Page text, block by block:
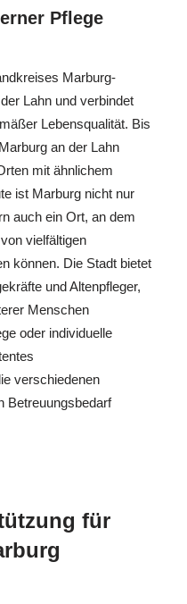
Pflege
Marburg-
Lahn und verbindet
Lebensqualität. Bis
an der Lahn
mit ähnlichem
ist Marburg nicht nur
auch ein Ort, an dem
vielfältigen
können. Die Stadt bietet
und Altenpfleger,
Menschen
oder individuelle
verschiedenen
Betreuungsbedarf
für